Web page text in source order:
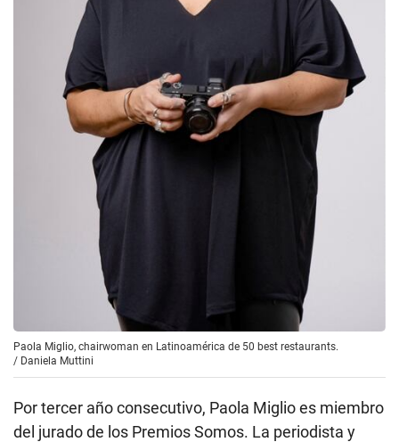
Paola Miglio, chairwoman en Latinoamérica de 50 best restaurants.
/ Daniela Muttini
Por tercer año consecutivo, Paola Miglio es miembro
del jurado de los Premios Somos. La periodista y